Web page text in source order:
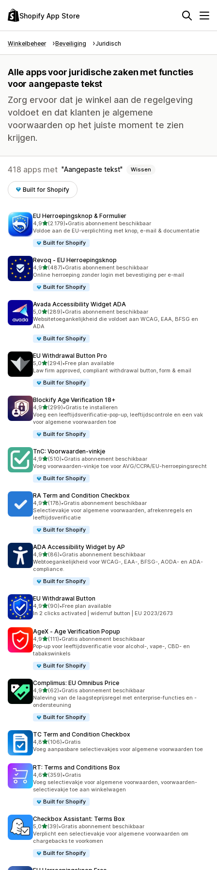
Shopify App Store
Winkelbeheer Beveiliging Juridisch
Alle apps voor juridische zaken met functies
voor aangepaste tekst
Zorg ervoor dat je winkel aan de regelgeving
voldoet en dat klanten je algemene
voorwaarden op het juiste moment te zien
krijgen.
418 apps met Aangepaste tekst Wissen
Built for Shopify
EU Herroepingsknop & Formulier
4,9van 5 sterren
(2.179)
2179 recensies in totaal
•Gratis abonnement beschikbaar
Voldoe aan de EU-verplichting met knop, e-mail & documentatie
Built for Shopify
Revoq ‑ EU Herroepingsknop
4,9van 5 sterren
(487)
487 recensies in totaal
•Gratis abonnement beschikbaar
Online herroeping zonder login met bevestiging per e-mail
Built for Shopify
Avada Accessibility Widget ADA
5,0van 5 sterren
(289)
289 recensies in totaal
•Gratis abonnement beschikbaar
Websitetoegankelijkheid die voldoet aan WCAG, EAA, BFSG en
ADA
Built for Shopify
EU Withdrawal Button Pro
5,0van 5 sterren
(294)
294 recensies in totaal
•Free plan available
Law firm approved, compliant withdrawal button, form & email
Built for Shopify
Blockify Age Verification 18+
4,9van 5 sterren
(299)
299 recensies in totaal
•Gratis te installeren
Voeg een leeftijdsverificatie-pop-up, leeftijdscontrole en een vak
voor algemene voorwaarden toe
Built for Shopify
TnC: Voorwaarden‑vinkje
4,9van 5 sterren
(510)
510 recensies in totaal
•Gratis abonnement beschikbaar
Voeg voorwaarden-vinkje toe voor AVG/CCPA/EU-herroepingsrecht
Built for Shopify
RA Term and Condition Checkbox
4,9van 5 sterren
(178)
178 recensies in totaal
•Gratis abonnement beschikbaar
Selectievakje voor algemene voorwaarden, afrekenregels en
leeftijdsverificatie
Built for Shopify
ADA Accessibility Widget by AP
4,9van 5 sterren
(86)
86 recensies in totaal
•Gratis abonnement beschikbaar
Webtoegankelijkheid voor WCAG-, EAA-, BFSG-, AODA- en ADA-
compliance.
Built for Shopify
EU Withdrawal Button
4,9van 5 sterren
(90)
90 recensies in totaal
•Free plan available
In 2 clicks activated | widerruf button | EU 2023/2673
AgeX ‑ Age Verification Popup
4,9van 5 sterren
(111)
111 recensies in totaal
•Gratis abonnement beschikbaar
Pop-up voor leeftijdsverificatie voor alcohol-, vape-, CBD- en
tabakswinkels
Built for Shopify
Complimus: EU Omnibus Price
4,9van 5 sterren
(62)
62 recensies in totaal
•Gratis abonnement beschikbaar
Naleving van de laagsteprijsregel met enterprise-functies en -
ondersteuning
Built for Shopify
TC Term and Condition Checkbox
4,8van 5 sterren
(106)
106 recensies in totaal
•Gratis
Voeg aanpasbare selectievakjes voor algemene voorwaarden toe
RT: Terms and Conditions Box
4,6van 5 sterren
(359)
359 recensies in totaal
•Gratis
Voeg selectievakje voor algemene voorwaarden, voorwaarden-
selectievakje toe aan winkelwagen
Built for Shopify
Checkbox Assistant: Terms Box
5,0van 5 sterren
(39)
39 recensies in totaal
•Gratis abonnement beschikbaar
Verplicht een selectievakje voor algemene voorwaarden om
chargebacks te voorkomen
Built for Shopify